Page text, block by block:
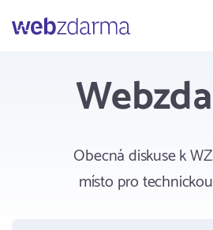
Obecná diskuse k
místo pro